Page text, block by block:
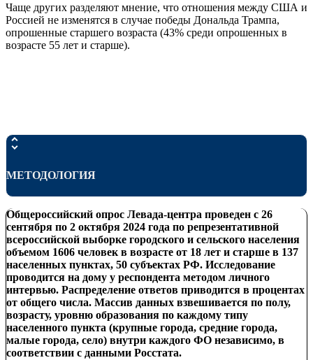
Чаще других разделяют мнение, что отношения между США и
Россией не изменятся в случае победы Дональда Трампа,
опрошенные старшего возраста (43% среди опрошенных в
возрасте 55 лет и старше).
МЕТОДОЛОГИЯ
Общероссийский опрос Левада-центра проведен с 26
сентября по 2 октября 2024 года по репрезентативной
всероссийской выборке городского и сельского населения
объемом 1606 человек в возрасте от 18 лет и старше в 137
населенных пунктах, 50 субъектах РФ. Исследование
проводится на дому у респондента методом личного
интервью. Распределение ответов приводится в процентах
от общего числа. Массив данных взвешивается по полу,
возрасту, уровню образования по каждому типу
населенного пункта (крупные города, средние города,
малые города, село) внутри каждого ФО независимо, в
соответствии с данными Росстата.